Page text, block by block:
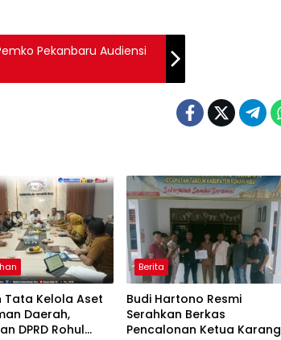
Pekanbaru Audiensi
Tata Kelola Aset
Daerah,
DPRD Rohul
Berita
Budi Hartono Resmi
Serahkan Berkas
Pencalonan Ketua Karang